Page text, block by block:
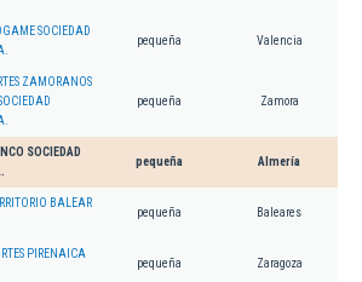
SOCIEDAD
pequeña Valencia
ZAMORANOS
pequeña Zamora
SOCIEDAD
pequeña Almería
BALEAR
pequeña Baleares
PIRENAICA
pequeña Zaragoza